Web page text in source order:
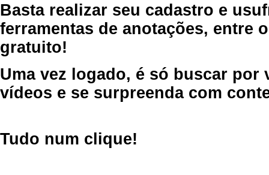
Basta realizar seu cadastro e
ferramentas de anotações, entre
gratuito!
Uma vez logado, é só buscar por
vídeos e se surpreenda com
Tudo num clique!